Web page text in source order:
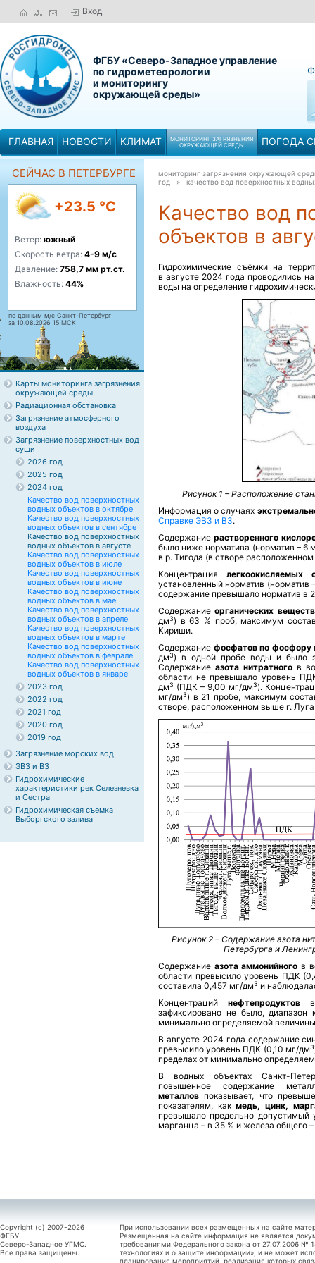
Вход
ФГБУ «Северо-Западное управление
по гидрометеорологии
и мониторингу
окружающей среды»
ГЛАВНАЯ НОВОСТИ КЛИМАТ
МОНИТОРИНГ ЗАГРЯЗНЕНИЯ
ОКРУЖАЮЩЕЙ СРЕДЫ
ПОГОДА
СЕЙЧАС В ПЕТЕРБУРГЕ
+23.5 °C
Ветер: южный
Скорость ветра: 4-9 м/с
Давление: 758,7 мм рт.ст.
Влажность: 44%
по данным м/с Санкт-Петербург
за 10.08.2026 15 МСК
Карты мониторинга загрязнения
окружающей среды
Радиационная обстановка
Загрязнение атмосферного
воздуха
Загрязнение поверхностных вод
суши
2026 год
2025 год
2024 год
Качество вод поверхностных
водных объектов в октябре
Качество вод поверхностных
водных объектов в сентябре
Качество вод поверхностных
водных объектов в августе
Качество вод поверхностных
водных объектов в июле
Качество вод поверхностных
водных объектов в июне
Качество вод поверхностных
водных объектов в мае
Качество вод поверхностных
водных объектов в апреле
Качество вод поверхностных
водных объектов в марте
Качество вод поверхностных
водных объектов в феврале
Качество вод поверхностных
водных объектов в январе
2023 год
2022 год
2021 год
2020 год
2019 год
Загрязнение морских вод
ЭВЗ и ВЗ
Гидрохимические
характеристики рек Селезневка
и Сестра
Гидрохимическая съемка
Выборгского залива
мониторинг загрязнения окружающей
год » качество вод поверхностных
Качество вод
объектов в
Гидрохимические съёмки на
в августе 2024 года проводились
воды на определение
Рисунок 1 – Расположение
Информация о случаях
Справке ЭВЗ и ВЗ.
Содержание растворенного
было ниже норматива (норматив – 6
в р. Тигода (в створе
Концентрация
установленный норматив (норматив
содержание превышало норматив в
Содержаниеорганических
дм3) в 63 % проб, максимум
Кириши.
Содержание фосфатов по фосфору
дм3) в одной пробе воды и было
Содержание азота нитратного в
области не превышало уровень
дм3 (ПДК – 9,00 мг/дм3).
мг/дм3) в 21 пробе, максимум
створе, расположенном выше г. Луга
Рисунок 2 – Содержание азота
Петербурга и
Содержание азота аммонийного в
области превысило уровень ПДК
составила 0,457 мг/дм3 и
Концентраций нефтепродуктов
зафиксировано не было, диапазон
минимально определяемой
В августе 2024 года содержание
превысило уровень ПДК (0,10 мг/дм3
пределах от минимально
В водных объектах Санкт-
повышенное содержание
металлов показывает, что
показателям, какмедь, цинк,
превышало предельно допустимый
марганца – в 35 % и железа общего
Copyright (c) 2007-2026
ФГБУ
Северо-Западное УГМС.
Все права защищены.
При использовании всех размещенных на сайте
Размещенная на сайте информация не является
требованиями Федерального закона от 27.07.2006
технологиях и о защите информации», и не может
планирования мероприятий, реализация которых